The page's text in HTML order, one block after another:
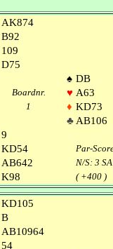
AK874
B92
109
D75
♠ DB
Boardnr. ♥ A63
1 ♦ KD73
♣ AB106
9
KD54
Par-
AB642 N/S: 3
K98 ( +400 )
KD105
B
AB10964
54